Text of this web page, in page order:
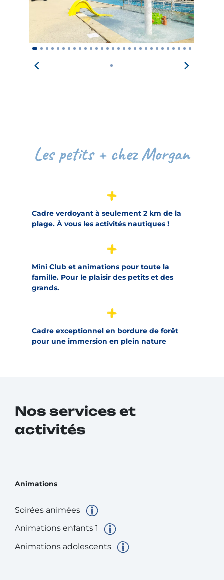
Les petits + chez Morgan
Cadre verdoyant à seulement 2 km de la
plage. À vous les activités nautiques !
Mini Club et animations pour toute la
famille. Pour le plaisir des petits et des
grands.
Cadre exceptionnel en bordure de forêt
pour une immersion en plein nature
Nos services et
activités
Animations
Soirées animées
Animations enfants 1
Animations adolescents